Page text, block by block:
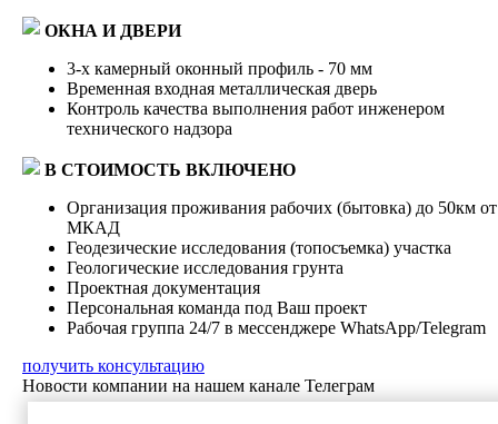
ОКНА И ДВЕРИ
3-х камерный оконный профиль - 70 мм
Временная входная металлическая дверь
Контроль качества выполнения работ инженером
технического надзора
В СТОИМОСТЬ ВКЛЮЧЕНО
Организация проживания рабочих (бытовка) до 50км от
МКАД
Геодезические исследования (топосъемка) участка
Геологические исследования грунта
Проектная документация
Персональная команда под Ваш проект
Рабочая группа 24/7 в мессенджере WhatsApp/Telegram
получить консультацию
Новости компании на нашем канале Телеграм